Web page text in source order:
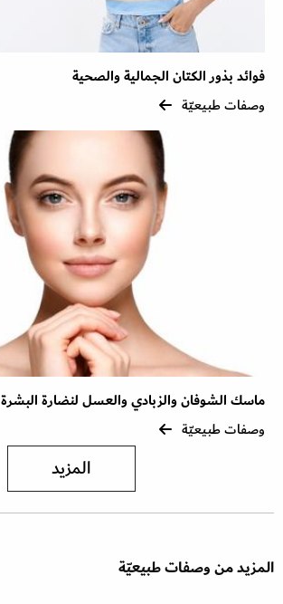
فوائد بذور الكتان الجمالية والصحية
وصفات طبيعيّة
ماسك الشوفان والزبادي والعسل لنضارة البشرة
وصفات طبيعيّة
المزيد
المزيد من وصفات طبيعيّة